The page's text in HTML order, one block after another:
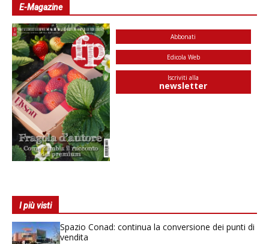
E-Magazine
Abbonati
Edicola Web
Iscriviti alla
newsletter
I più visti
Spazio Conad: continua la conversione dei punti di
vendita